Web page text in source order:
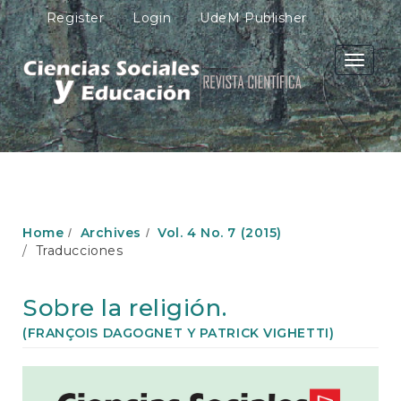
M
a
i
n
N
a
v
i
g
n
n
C
n
Register Login UdeM Publisher
Toggle
Home Archives
Vol. 4 No. 7 (2015)
Traducciones
Sobre la religión.
(FRANÇOIS DAGOGNET Y PATRICK VIGHETTI)